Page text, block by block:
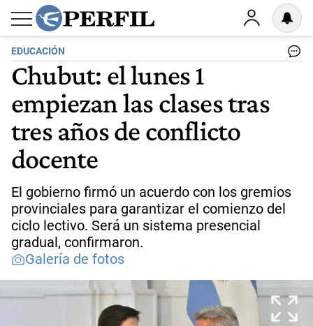
EDUCACIÓN
Chubut: el lunes 1
empiezan las clases tras
tres años de conflicto
docente
El gobierno firmó un acuerdo con los gremios
provinciales para garantizar el comienzo del
ciclo lectivo. Será un sistema presencial
gradual, confirmaron.
Galería de fotos